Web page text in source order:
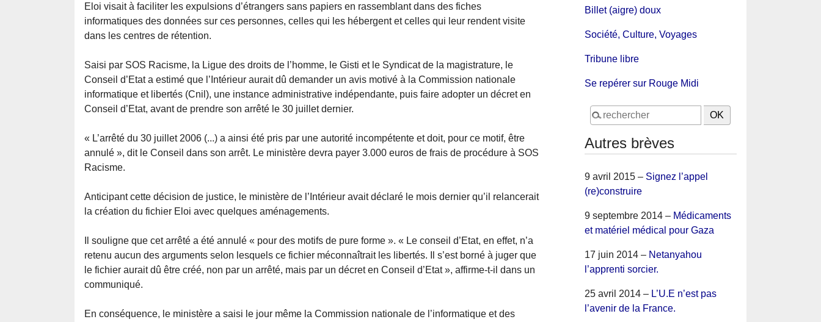
Eloi visait à faciliter les expulsions d’étrangers sans papiers en rassemblant dans des fiches
informatiques des données sur ces personnes, celles qui les hébergent et celles qui leur rendent visite
dans les centres de rétention.
Saisi par SOS Racisme, la Ligue des droits de l’homme, le Gisti et le Syndicat de la magistrature, le
Conseil d’Etat a estimé que l’Intérieur aurait dû demander un avis motivé à la Commission nationale
informatique et libertés (Cnil), une instance administrative indépendante, puis faire adopter un décret en
Conseil d’Etat, avant de prendre son arrêté le 30 juillet dernier.
« L’arrêté du 30 juillet 2006 (...) a ainsi été pris par une autorité incompétente et doit, pour ce motif, être
annulé », dit le Conseil dans son arrêt. Le ministère devra payer 3.000 euros de frais de procédure à SOS
Racisme.
Anticipant cette décision de justice, le ministère de l’Intérieur avait déclaré le mois dernier qu’il relancerait
la création du fichier Eloi avec quelques aménagements.
Il souligne que cet arrêté a été annulé « pour des motifs de pure forme ». « Le conseil d’Etat, en effet, n’a
retenu aucun des arguments selon lesquels ce fichier méconnaîtrait les libertés. Il s’est borné à juger que
le fichier aurait dû être créé, non par un arrêté, mais par un décret en Conseil d’Etat », affirme-t-il dans un
communiqué.
En conséquence, le ministère a saisi le jour même la Commission nationale de l’informatique et des
Billet (aigre) doux
Société, Culture, Voyages
Tribune libre
Se repérer sur Rouge Midi
Autres brèves
9 avril 2015 – Signez l’appel
(re)construire
9 septembre 2014 – Médicaments
et matériel médical pour Gaza
17 juin 2014 – Netanyahou
l’apprenti sorcier.
25 avril 2014 – L’U.E n’est pas
l’avenir de la France.